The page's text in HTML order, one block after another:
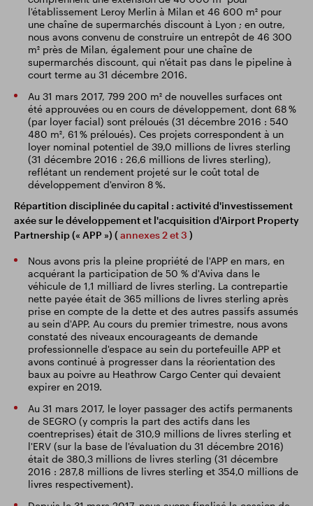
l'établissement Leroy Merlin à Milan et 46 600 m² pour
une chaîne de supermarchés discount à Lyon ; en outre,
nous avons convenu de construire un entrepôt de 46 300
m² près de Milan, également pour une chaîne de
supermarchés discount, qui n'était pas dans le pipeline à
court terme au 31 décembre 2016.
Au 31 mars 2017, 799 200 m² de nouvelles surfaces ont
été approuvées ou en cours de développement, dont 68 %
(par loyer facial) sont préloués (31 décembre 2016 : 540
480 m², 61 % préloués). Ces projets correspondent à un
loyer nominal potentiel de 39,0 millions de livres sterling
(31 décembre 2016 : 26,6 millions de livres sterling),
reflétant un rendement projeté sur le coût total de
développement d'environ 8 %.
Répartition disciplinée du capital : activité d'investissement
axée sur le développement et l'acquisition d'Airport Property
Partnership (« APP ») (annexes 2 et 3 )
Nous avons pris la pleine propriété de l'APP en mars, en
acquérant la participation de 50 % d'Aviva dans le
véhicule de 1,1 milliard de livres sterling. La contrepartie
nette payée était de 365 millions de livres sterling après
prise en compte de la dette et des autres passifs assumés
au sein d'APP. Au cours du premier trimestre, nous avons
constaté des niveaux encourageants de demande
professionnelle d'espace au sein du portefeuille APP et
avons continué à progresser dans la réorientation des
baux au poivre au Heathrow Cargo Center qui devaient
expirer en 2019.
Au 31 mars 2017, le loyer passager des actifs permanents
de SEGRO (y compris la part des actifs dans les
coentreprises) était de 310,9 millions de livres sterling et
l'ERV (sur la base de l'évaluation du 31 décembre 2016)
était de 380,3 millions de livres sterling (31 décembre
2016 : 287,8 millions de livres sterling et 354,0 millions de
livres respectivement).